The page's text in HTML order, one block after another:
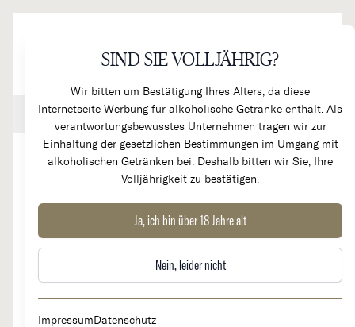
SIND SIE VOLLJÄHRIG?
Wir bitten um Bestätigung Ihres Alters, da diese
Internetseite Werbung für alkoholische Getränke enthält. Als
verantwortungsbewusstes Unternehmen tragen wir zur
Einhaltung der gesetzlichen Bestimmungen im Umgang mit
alkoholischen Getränken bei. Deshalb bitten wir Sie, Ihre
Volljährigkeit zu bestätigen.
Ja, ich bin über 18 Jahre alt
Nein, leider nicht
ImpressumDatenschutz
Handel & Gastronomie Kundenkonto Warenkorb
Domaine Stéphane Magnien
Herkunftsland
Frankreich
Region
Burgund, Côte de Nuits